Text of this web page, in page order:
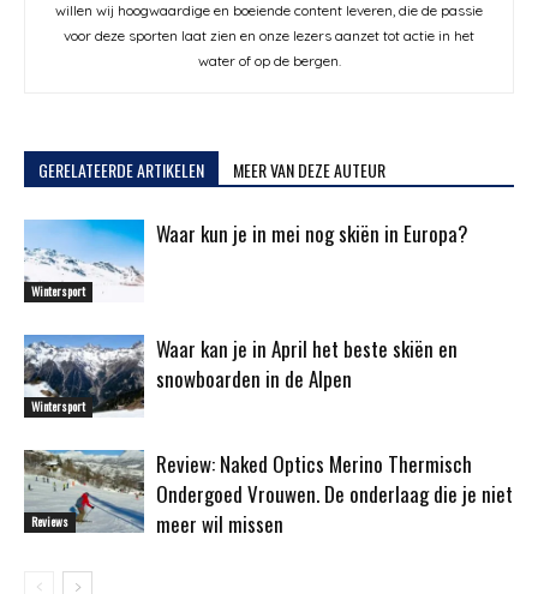
willen wij hoogwaardige en boeiende content leveren, die de passie
voor deze sporten laat zien en onze lezers aanzet tot actie in het
water of op de bergen.
GERELATEERDE ARTIKELEN MEER VAN DEZE AUTEUR
Wintersport
Waar kun je in mei nog skiën in Europa?
Wintersport
Waar kan je in April het beste skiën en
snowboarden in de Alpen
Reviews
Review: Naked Optics Merino Thermisch
Ondergoed Vrouwen. De onderlaag die je niet
meer wil missen